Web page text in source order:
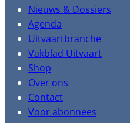
Nieuws & Dossiers
Agenda
Uitvaartbranche
Vakblad Uitvaart
Shop
Over ons
Contact
Voor abonnees